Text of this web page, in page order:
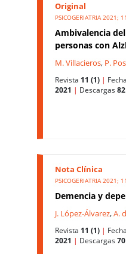
Original
PSICOGERIATRIA 2021;
Ambivalencia
personas con
M. Villacieros, P.
Revista 11 (1) |
2021 | Descargas 82
Nota Clínica
PSICOGERIATRIA 2021;
Demencia y
J. López-Álvarez,A.
Revista 11 (1) |
2021 | Descargas 70